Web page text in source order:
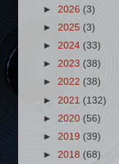
► 2026 (3)
► 2025 (3)
► 2024 (33)
► 2023 (38)
► 2022 (38)
► 2021 (132)
► 2020 (56)
► 2019 (39)
► 2018 (68)